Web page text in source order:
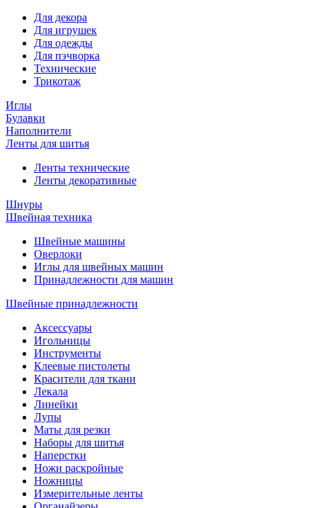
Для декора
Для игрушек
Для одежды
Для пэчворка
Технические
Трикотаж
Иглы
Булавки
Наполнители
Ленты для шитья
Ленты технические
Ленты декоративные
Шнуры
Швейная техника
Швейные машины
Оверлоки
Иглы для швейных машин
Принадлежности для машин
Швейные принадлежности
Аксессуары
Игольницы
Инструменты
Клеевые пистолеты
Красители для ткани
Лекала
Линейки
Лупы
Маты для резки
Наборы для шитья
Наперстки
Ножи раскройные
Ножницы
Измерительные ленты